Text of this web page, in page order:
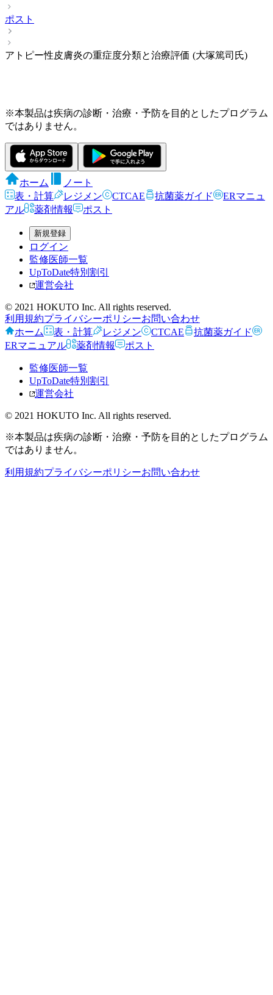
ポスト
アトピー性皮膚炎の重症度分類と治療評価 (大塚篤司氏)
※本製品は疾病の診断・治療・予防を目的としたプログラム
ではありません。
ホーム
ノート
表・計算
レジメン CTCAE 抗菌薬ガイド
ERマニュ
アル
薬剤情報 ポスト
新規登録
ログイン
監修医師一覧
UpToDate特別割引
運営会社
© 2021 HOKUTO Inc. All rights reserved.
利用規約プライバシーポリシーお問い合わせ
ホーム
表・計算 レジメン CTCAE
抗菌薬ガイド
ERマニュアル
薬剤情報 ポスト
監修医師一覧
UpToDate特別割引
運営会社
© 2021 HOKUTO Inc. All rights reserved.
※本製品は疾病の診断・治療・予防を目的としたプログラム
ではありません。
利用規約プライバシーポリシーお問い合わせ